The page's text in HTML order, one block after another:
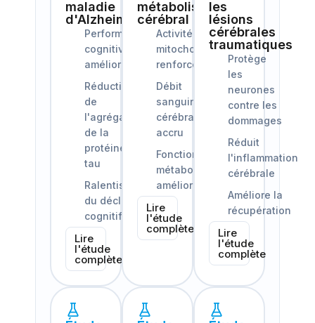
maladie
d'Alzheimer
Performances
cognitives
améliorées
Réduction
de
l'agrégation
de la
protéine
tau
Ralentissement
du déclin
cognitif
Lire
l'étude
complète
métabolisme
cérébral
Activité
mitochondriale
renforcée
Débit
sanguin
cérébral
accru
Fonction
métabolique
améliorée
Lire
l'étude
complète
les
lésions
cérébrales
traumatiques
Protège
les
neurones
contre les
dommages
Réduit
l'inflammation
cérébrale
Améliore la
récupération
Lire
l'étude
complète